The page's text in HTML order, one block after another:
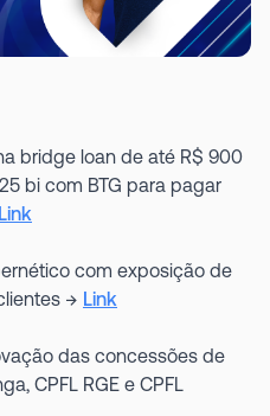
bridge loan de até R$ 900
bi com BTG para pagar
Link
com exposição de
→ Link
das concessões de
CPFL RGE e CPFL